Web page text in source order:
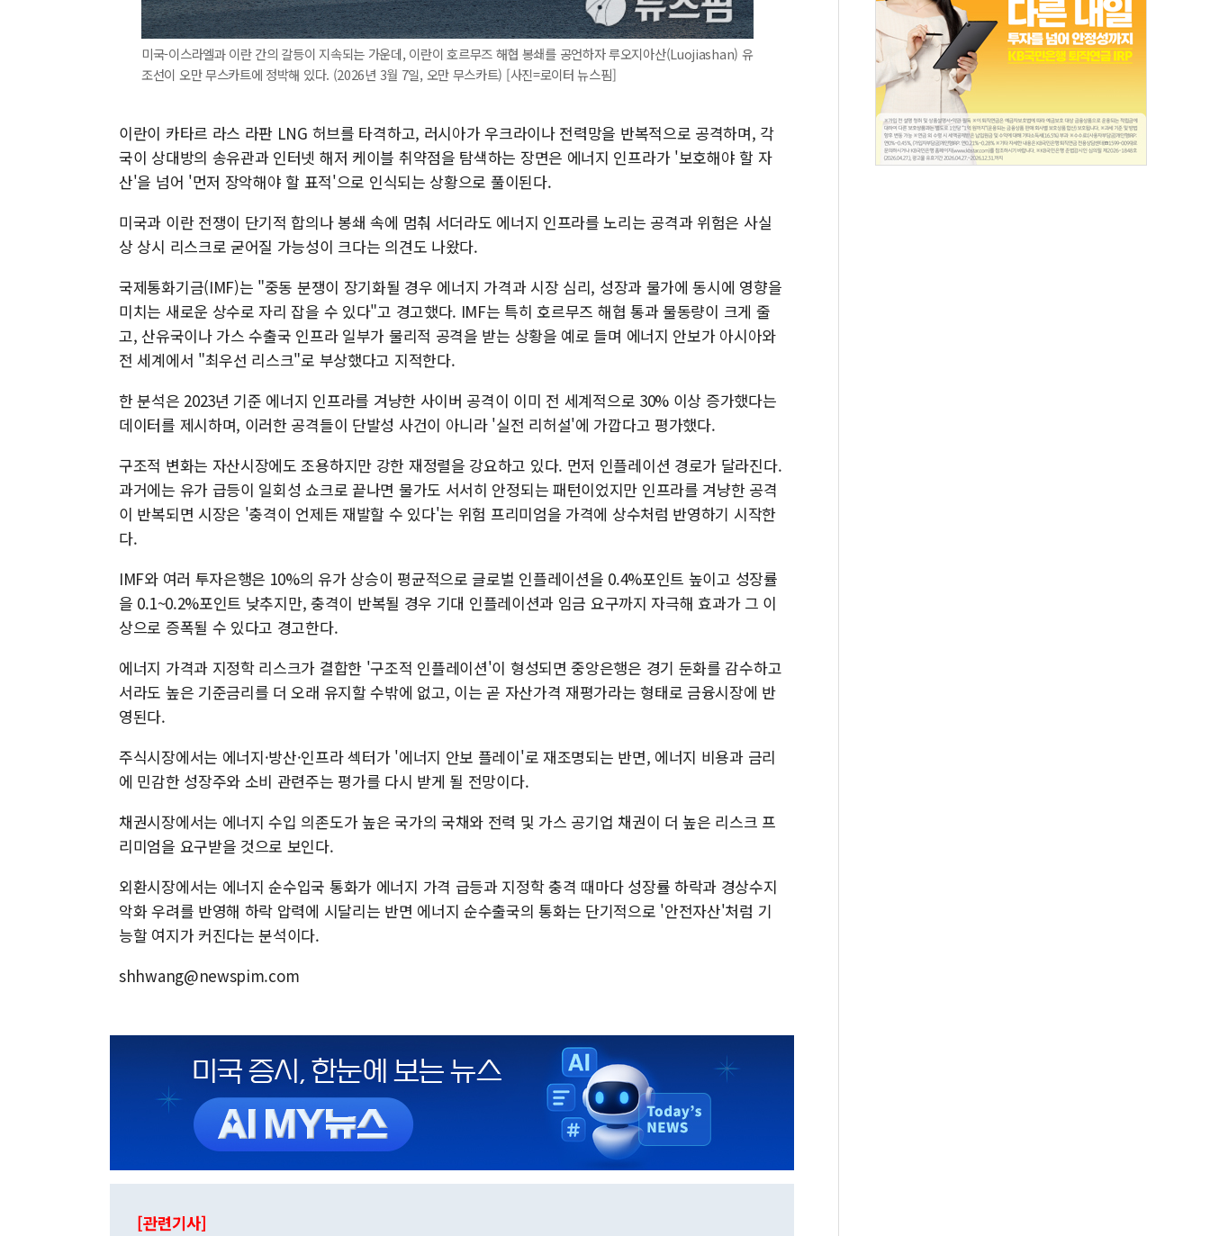
미국-이스라엘과 이란 간의 갈등이 지속되는 가운데, 이란이 호르무즈 해협 봉쇄를 공언하자 루오지아산(Luojiashan) 유
조선이 오만 무스카트에 정박해 있다. (2026년 3월 7일, 오만 무스카트) [사진=로이터 뉴스핌]
이란이 카타르 라스 라판 LNG 허브를 타격하고, 러시아가 우크라이나 전력망을 반복적으로 공격하며, 각
국이 상대방의 송유관과 인터넷 해저 케이블 취약점을 탐색하는 장면은 에너지 인프라가 '보호해야 할 자
산'을 넘어 '먼저 장악해야 할 표적'으로 인식되는 상황으로 풀이된다.
미국과 이란 전쟁이 단기적 합의나 봉쇄 속에 멈춰 서더라도 에너지 인프라를 노리는 공격과 위험은 사실
상 상시 리스크로 굳어질 가능성이 크다는 의견도 나왔다.
국제통화기금(IMF)는 "중동 분쟁이 장기화될 경우 에너지 가격과 시장 심리, 성장과 물가에 동시에 영향을
미치는 새로운 상수로 자리 잡을 수 있다"고 경고했다. IMF는 특히 호르무즈 해협 통과 물동량이 크게 줄
고, 산유국이나 가스 수출국 인프라 일부가 물리적 공격을 받는 상황을 예로 들며 에너지 안보가 아시아와
전 세계에서 "최우선 리스크"로 부상했다고 지적한다.
한 분석은 2023년 기준 에너지 인프라를 겨냥한 사이버 공격이 이미 전 세계적으로 30% 이상 증가했다는
데이터를 제시하며, 이러한 공격들이 단발성 사건이 아니라 '실전 리허설'에 가깝다고 평가했다.
구조적 변화는 자산시장에도 조용하지만 강한 재정렬을 강요하고 있다. 먼저 인플레이션 경로가 달라진다.
과거에는 유가 급등이 일회성 쇼크로 끝나면 물가도 서서히 안정되는 패턴이었지만 인프라를 겨냥한 공격
이 반복되면 시장은 '충격이 언제든 재발할 수 있다'는 위험 프리미엄을 가격에 상수처럼 반영하기 시작한
다.
IMF와 여러 투자은행은 10%의 유가 상승이 평균적으로 글로벌 인플레이션을 0.4%포인트 높이고 성장률
을 0.1~0.2%포인트 낮추지만, 충격이 반복될 경우 기대 인플레이션과 임금 요구까지 자극해 효과가 그 이
상으로 증폭될 수 있다고 경고한다.
에너지 가격과 지정학 리스크가 결합한 '구조적 인플레이션'이 형성되면 중앙은행은 경기 둔화를 감수하고
서라도 높은 기준금리를 더 오래 유지할 수밖에 없고, 이는 곧 자산가격 재평가라는 형태로 금융시장에 반
영된다.
주식시장에서는 에너지·방산·인프라 섹터가 '에너지 안보 플레이'로 재조명되는 반면, 에너지 비용과 금리
에 민감한 성장주와 소비 관련주는 평가를 다시 받게 될 전망이다.
채권시장에서는 에너지 수입 의존도가 높은 국가의 국채와 전력 및 가스 공기업 채권이 더 높은 리스크 프
리미엄을 요구받을 것으로 보인다.
외환시장에서는 에너지 순수입국 통화가 에너지 가격 급등과 지정학 충격 때마다 성장률 하락과 경상수지
악화 우려를 반영해 하락 압력에 시달리는 반면 에너지 순수출국의 통화는 단기적으로 '안전자산'처럼 기
능할 여지가 커진다는 분석이다.
shhwang@newspim.com
[관련기사]